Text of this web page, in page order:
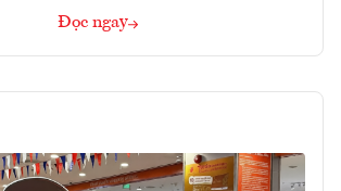
Đọc ngay